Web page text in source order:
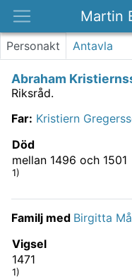
Martin
Platser
Om
Kontakt
Personakt Antavla
Abraham
Riksråd.
Far: Kristiern
Död
mellan 1496 och 1501
1)
Familj med Birgitta
Vigsel
1471
1)